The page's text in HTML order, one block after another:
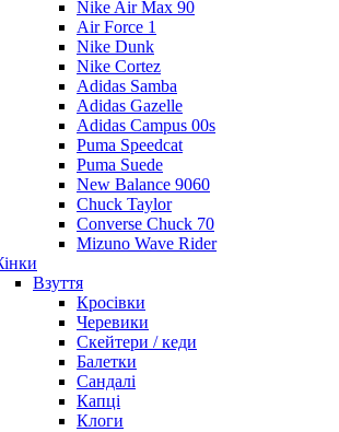
Nike Air Max 90
Air Force 1
Nike Dunk
Nike Cortez
Adidas Samba
Adidas Gazelle
Adidas Campus 00s
Puma Speedcat
Puma Suede
New Balance 9060
Chuck Taylor
Converse Chuck 70
Mizuno Wave Rider
Взуття
Кросівки
Черевики
Скейтери / кеди
Балетки
Сандалі
Капці
Клоги